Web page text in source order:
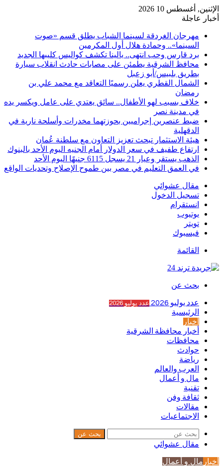
الإثنين, أغسطس 10 2026
أخبار عاجلة
مهرجان الغردقة لسينما الشباب يطلق قسم «صوت
السينما».. وحمادة هلال أول المكرمين
برد قارس وحب انتهى.. يالينا تكشف كواليس كليبها الجديد
محافظ الشرقية يطمئن على مصابات حادث انقلاب سيارة
بطريق بلبيس/أبو زعبل
الشمال القطري يعلن رسميًا التعاقد مع محمد علي بن
رمضان
خلاف بسبب لهو الأطفال.. سائق يعتدي على عامل ويكسر يده
في مدينة نصر
ضبط عنصرين إجراميين بحوزتهما مخدرات وأسلحة نارية في
الدقهلية
هيئة الاستثمار تبحث تعزيز التعاون مع سلطنة عُمان
ارتفاع طفيف في سعر الدولار أمام الجنيه اليوم الأحد بالبنوك
الذهب يستقر وعيار 21 يسجل 6115 جنيهًا اليوم الأحد
في العمق التعليم في مصر بين طموح الإصلاح وتحديات الواقع
مقال عشوائي
تسجيل الدخول
انستقرام
يوتيوب
تويتر
فيسبوك
القائمة
بحث عن
عدد يوليو 2026 عدد يوليو 2026
الرئيسية
أخبار
أخبار محافظة الشرقية
محافظات
حوادث
رياضة
العرب والعالم
مال و أعمال
تقنية
ثقافة وفن
مقالات
الاجتماعيات
بحث عن
مقال عشوائي
أخبار مال و أعمال